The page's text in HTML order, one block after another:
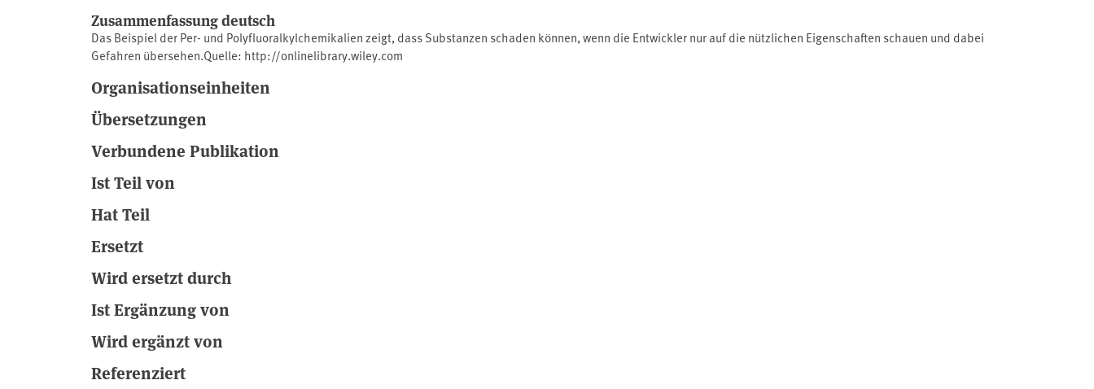
Zusammenfassung deutsch
Das Beispiel der Per- und Polyfluoralkylchemikalien zeigt, dass Substanzen schaden können, wenn die Entwickler nur auf die nützlichen Eigenschaften schauen und dabei
Gefahren übersehen.Quelle: http://onlinelibrary.wiley.com
Organisationseinheiten
Übersetzungen
Verbundene Publikation
Ist Teil von
Hat Teil
Ersetzt
Wird ersetzt durch
Ist Ergänzung von
Wird ergänzt von
Referenziert